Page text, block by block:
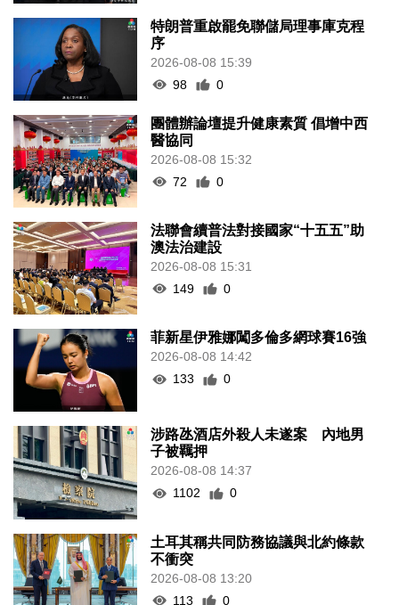
特朗普重啟罷免聯儲局理事庫克程
序
2026-08-08 15:39
98
0
團體辦論壇提升健康素質 倡增中西
醫協同
2026-08-08 15:32
72
0
法聯會續普法對接國家“十五五”助
澳法治建設
2026-08-08 15:31
149
0
菲新星伊雅娜闖多倫多網球賽16強
2026-08-08 14:42
133
0
涉路氹酒店外殺人未遂案 內地男
子被羈押
2026-08-08 14:37
1102
0
土耳其稱共同防務協議與北約條款
不衝突
2026-08-08 13:20
113
0